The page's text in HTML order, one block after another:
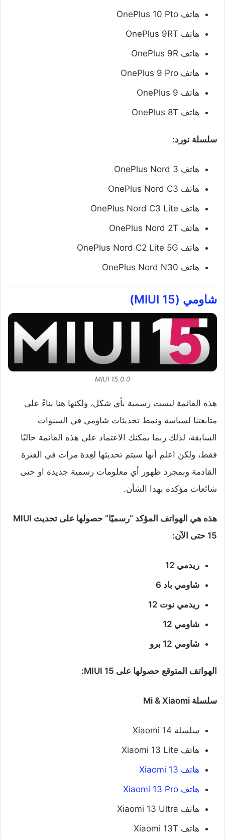
هاتف OnePlus 10 Pto
هاتف OnePlus 9RT
هاتف OnePlus 9R
هاتف OnePlus 9 Pro
هاتف OnePlus 9
هاتف OnePlus 8T
سلسلة نورد:
هاتف OnePlus Nord 3
هاتف OnePlus Nord C3
هاتف OnePlus Nord C3 Lite
هاتف OnePlus Nord 2T
هاتف OnePlus Nord C2 Lite 5G
هاتف OnePlus Nord N30
شاومي (MIUI 15)
MIUI 15.0.0
هذه القائمة ليست رسمية بأي شكل، ولكنها هنا بناءً على
متابعتنا لسياسة ونمط تحديثات شاومي في السنوات
السابقة، لذلك ربما يمكنك الاعتماد على هذه القائمة حاليًا
فقط، ولكن اعلم أنها سيتم تحديثها لعِدة مرات في الفترة
القادمة وبمجرد ظهور أي معلومات رسمية جديدة او حتى
شائعات مؤكدة بهذا الشأن.
هذه هي الهواتف المؤكد “رسميًا” حصولها على تحديث MIUI
15 حتى الآن:
ريدمي 12
شاومي باد 6
ريدمي نوت 12
شاومي 12
شاومي 12 برو
الهواتف المتوقع حصولها على MIUI 15:
سلسلة Mi & Xiaomi
سلسلة Xiaomi 14
هاتف Xiaomi 13 Lite
هاتف Xiaomi 13
هاتف Xiaomi 13 Pro
هاتف Xiaomi 13 Ultra
هاتف Xiaomi 13T